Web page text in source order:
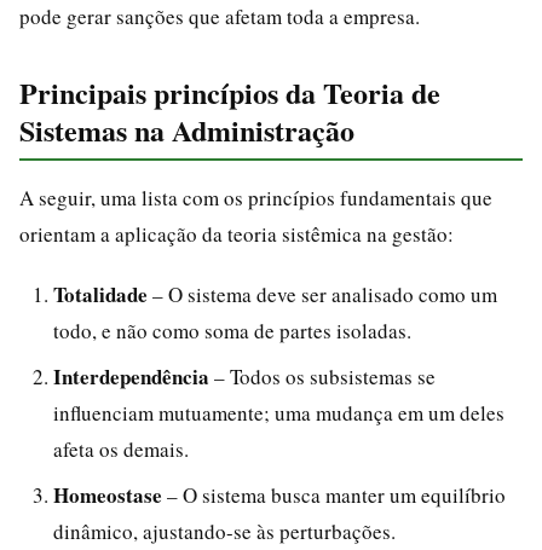
pode gerar sanções que afetam toda a empresa.
Principais princípios da Teoria de
Sistemas na Administração
A seguir, uma lista com os princípios fundamentais que
orientam a aplicação da teoria sistêmica na gestão:
Totalidade – O sistema deve ser analisado como um
todo, e não como soma de partes isoladas.
Interdependência – Todos os subsistemas se
influenciam mutuamente; uma mudança em um deles
afeta os demais.
Homeostase – O sistema busca manter um equilíbrio
dinâmico, ajustando-se às perturbações.